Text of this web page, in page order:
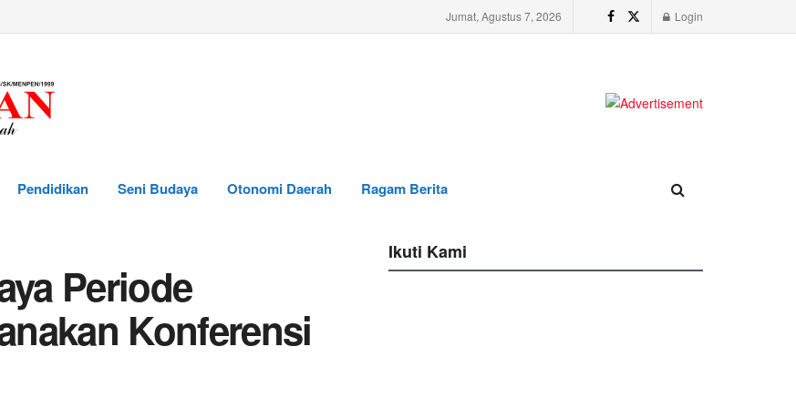
Jumat, Agustus 7, 2026 Login
Pendidikan Seni Budaya Otonomi Daerah Ragam Berita
Periode
Konferensi
Ikuti Kami